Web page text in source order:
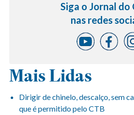
Siga o Jornal do
nas redes
Mais Lidas
Dirigir de chinelo, descalço, sem
que é permitido pelo CTB